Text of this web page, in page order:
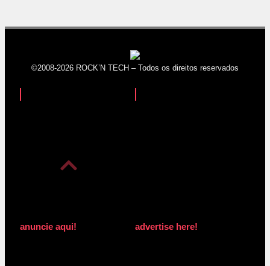
©2008-2026 ROCK’N TECH – Todos os direitos reservados
anuncie aqui! advertise here!